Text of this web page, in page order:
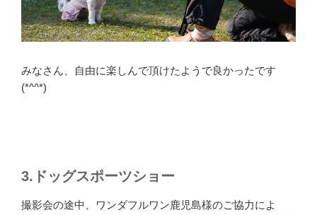
みなさん、自由に楽しんで頂けたようで良かったです
(*^^*)
3.ドッグスポーツショー
撮影会の途中、ワンダフルワン鹿児島様のご協力によ